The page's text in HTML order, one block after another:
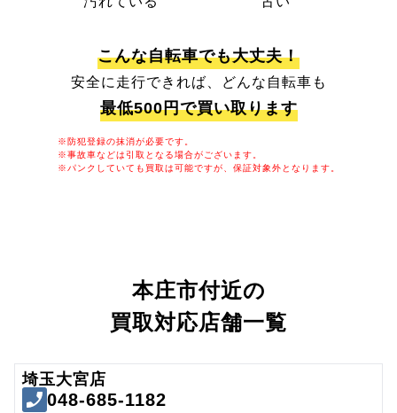
こんな自転車でも大丈夫！
安全に走行できれば、どんな自転車も
最低500円で買い取ります
※防犯登録の抹消が必要です。
※事故車などは引取となる場合がございます。
※パンクしていても買取は可能ですが、保証対象外となります。
本庄市付近の
買取対応店舗一覧
埼玉大宮店
048-685-1182